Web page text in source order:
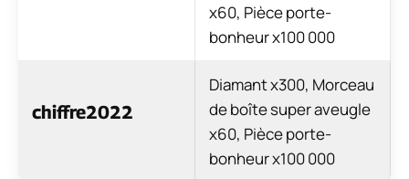
x60, Pièce porte-
bonheur x100 000
chiffre2022
Diamant x300, Morceau
de boîte super aveugle
x60, Pièce porte-
bonheur x100 000